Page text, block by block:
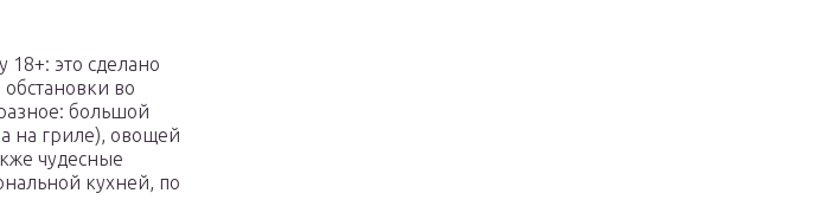
18+: это сделано
во
большой
на гриле), овощей
чудесные
кухней, по